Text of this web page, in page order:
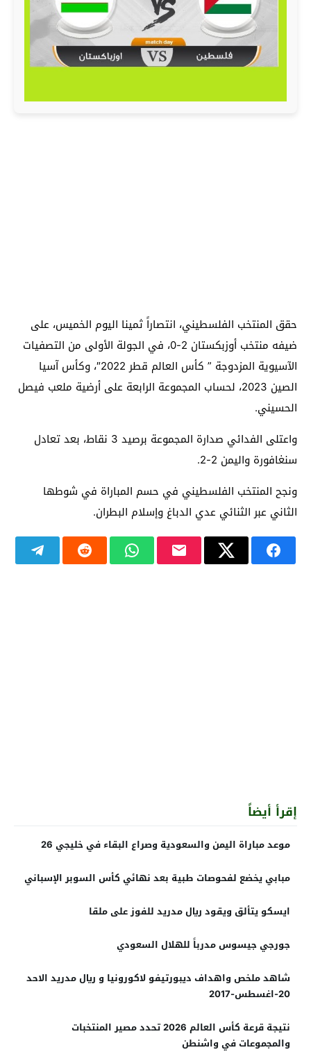
حقق المنتخب الفلسطيني، انتصاراً ثمينا اليوم الخميس، على
ضيفه منتخب أوزبكستان 2-0، في الجولة الأولى من التصفيات
الآسيوية المزدوجة ” كأس العالم قطر 2022″، وكأس آسيا
الصين 2023، لحساب المجموعة الرابعة على أرضية ملعب فيصل
الحسيني.
واعتلى الفدائي صدارة المجموعة برصيد 3 نقاط، بعد تعادل
سنغافورة واليمن 2-2.
ونجح المنتخب الفلسطيني في حسم المباراة في شوطها
الثاني عبر الثنائي عدي الدباغ وإسلام البطران.
إقرأ أيضاً
موعد مباراة اليمن والسعودية وصراع البقاء في خليجي 26
مبابي يخضع لفحوصات طبية بعد نهائي كأس السوبر الإسباني
ايسكو يتألق ويقود ريال مدريد للفوز على ملقا
جورجي جيسوس مدرباً للهلال السعودي
شاهد ملخص واهداف ديبورتيفو لاكورونيا و ريال مدريد الاحد
20-اغسطس-2017
نتيجة قرعة كأس العالم 2026 تحدد مصير المنتخبات
والمجموعات في واشنطن